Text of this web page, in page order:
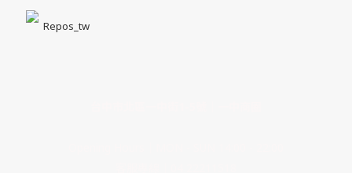
Repos_tw